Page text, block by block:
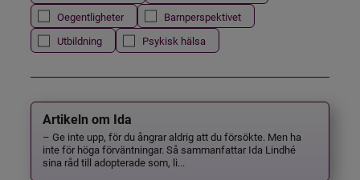
Oegentligheter
Barnperspektivet
Utbildning
Psykisk hälsa
Artikeln om Ida
– Ge inte upp, för du ångrar aldrig att du försökte. Men ha
inte för höga förväntningar. Så sammanfattar Ida Lindhé
sina råd till adopterade som, li...